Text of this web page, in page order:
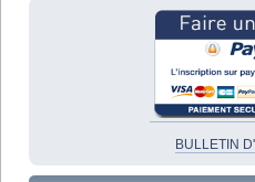
BULLETIN